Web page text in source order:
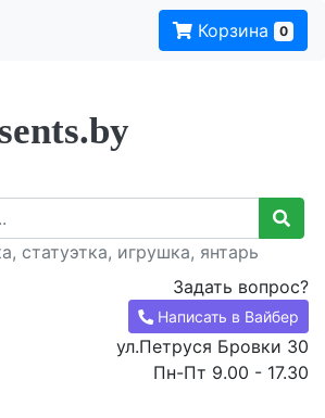
Корзина 0
статуэтка, игрушка, янтарь
Задать вопрос?
Написать в Вайбер
ул.Петруся Бровки 30
Пн-Пт 9.00 - 17.30